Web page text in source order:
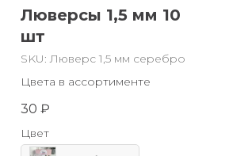
Люверсы 1,5 мм 10
шт
SKU:Люверс 1,5 мм серебро
Цвета в ассортименте
30 ₽
Цвет